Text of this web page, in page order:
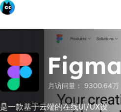
Figma
月访问量： 9300.64万
是一款基于云端的在线UI/UX设